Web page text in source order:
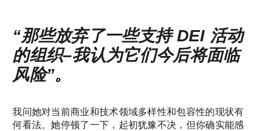
“那些放弃了一些支持 DEI 活动
的组织–我认为它们今后将面临
风险”。
我问她对当前商业和技术领域多样性和包容性的现状有
何看法。她停顿了一下，起初犹豫不决，但你确实能感